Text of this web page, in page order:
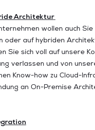
Architektur
wollen auch
oder auf hybriden
Sie sich voll auf unsere
verlassen und von
Know-how zu Cloud-
an On-Premise